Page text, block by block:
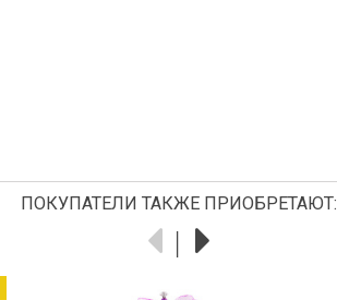
ПОКУПАТЕЛИ ТАКЖЕ ПРИОБРЕТАЮТ: